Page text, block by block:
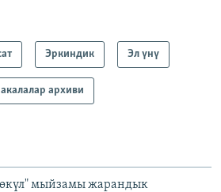
Эркиндик Эл үнү
архиви
мыйзамы жарандык